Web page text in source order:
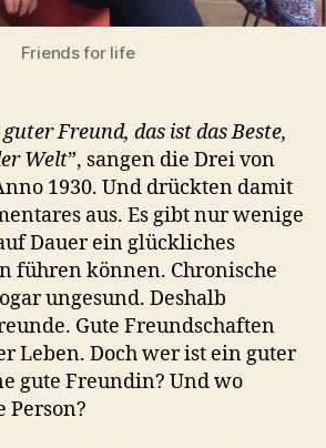
Friends for life
Freund, das ist das Beste,
Welt”, sangen die Drei von
1930. Und drückten damit
aus. Es gibt nur wenige
Dauer ein glückliches
führen können. Chronische
ungesund. Deshalb
Gute Freundschaften
Leben. Doch wer ist ein guter
gute Freundin? Und wo